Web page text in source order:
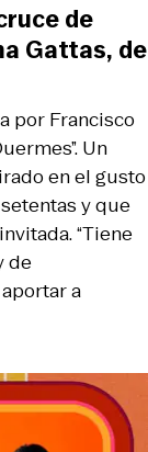
por Francisco
Un
en el gusto
y que
“Tiene
de
a
de
Gattas, de